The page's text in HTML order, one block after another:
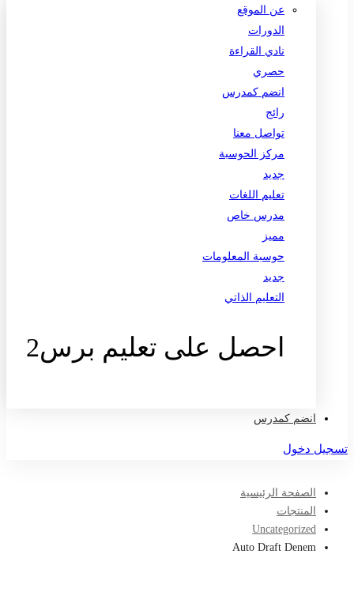
عن الموقع
الدورات
نادي القراءة
حصري
انضم كمدرس
رائج
تواصل معنا
مركز الحوسبة
جديد
تعليم اللغات
مدرس خاص
مميز
حوسبة المعلومات
جديد
التعليم الذاتي
احصل على تعليم برس2
انضم كمدرس
تسجيل دخول
الصفحة الرئيسية
المنتجات
Uncategorized
Auto Draft Denem